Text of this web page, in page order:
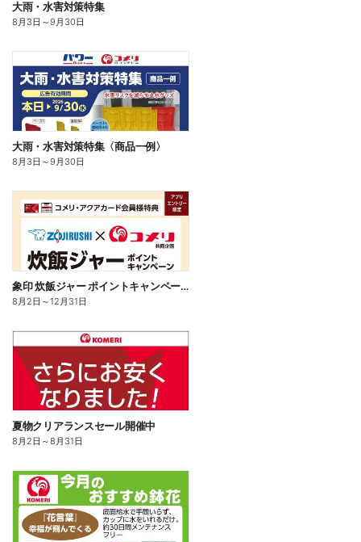
大雨・水害対策特集
8月3日 ～9月30日
大雨・水害対策特集〈商品一例〉
8月3日 ～9月30日
象印 炊飯ジャー ポイントキャンペーン
8月2日 ～12月31日
夏物クリアランスセール開催中
8月2日 ～8月31日